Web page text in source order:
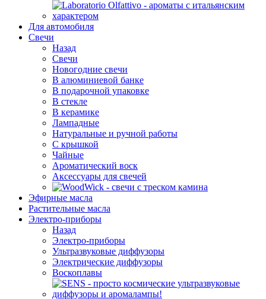
Для автомобиля
Свечи
Назад
Свечи
Новогодние свечи
В алюминиевой банке
В подарочной упаковке
В стекле
В керамике
Лампадные
Натуральные и ручной работы
С крышкой
Чайные
Ароматический воск
Аксессуары для свечей
Эфирные масла
Растительные масла
Электро-приборы
Назад
Электро-приборы
Ультразвуковые диффузоры
Электрические диффузоры
Воскоплавы